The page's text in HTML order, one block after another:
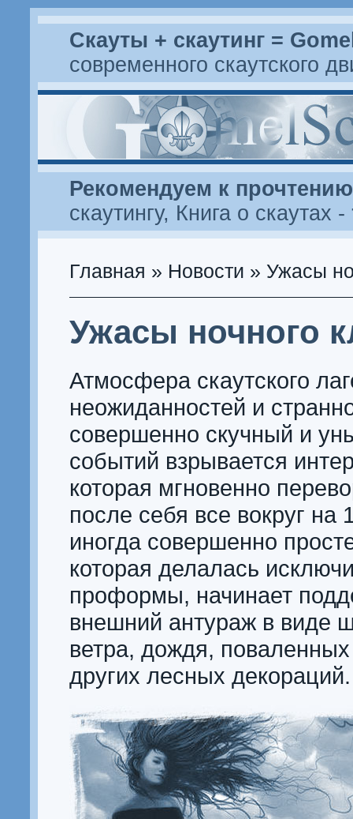
Скауты + скаутинг =
современного скаутского
Рекомендуем к прочтению
скаутингу, Книга о скаутах -
Главная » Новости » Ужасы
Ужасы ночного
Атмосфера скаутского
неожиданностей и
совершенно скучный и
событий взрывается
которая мгновенно
после себя все вокруг на
иногда совершенно
которая делалась
проформы, начинает
внешний антураж в виде
ветра, дождя,
других лесных декораций.